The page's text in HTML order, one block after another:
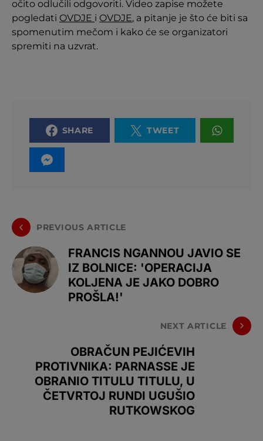
očito odlučili odgovoriti. Video zapise možete
pogledati OVDJE i OVDJE, a pitanje je što će biti sa
spomenutim mečom i kako će se organizatori
spremiti na uzvrat.
SHARE TWEET
PREVIOUS ARTICLE
FRANCIS NGANNOU JAVIO SE
IZ BOLNICE: 'OPERACIJA
KOLJENA JE JAKO DOBRO
PROŠLA!'
NEXT ARTICLE
OBRAČUN PEJIĆEVIH
PROTIVNIKA: PARNASSE JE
OBRANIO TITULU TITULU, U
ČETVRTOJ RUNDI UGUŠIO
RUTKOWSKOG